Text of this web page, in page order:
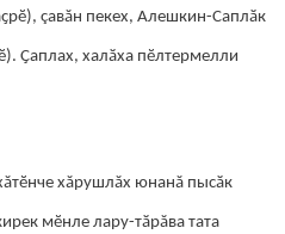
çавăн пекех, Алешкин-Саплӑк
Ҫаплах, халӑха пӗлтермелли
хăрушлăх юнанă пысӑк
мӗнле лару-тӑрăва тата